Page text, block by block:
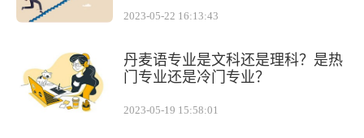
2023-05-22 16:13:43
丹麦语专业是文科还是理科？是热
门专业还是冷门专业？
2023-05-19 15:58:01